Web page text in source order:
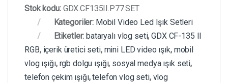
Stok kodu: GDX.CF135II.P77.SET
Kategoriler: Mobil Video Led Işık Setleri
Etiketler: bataryalı vlog seti,GDX CF-135 II
RGB, içerik üretici seti, mini LED video ışık, mobil
vlog ışığı, rgb dolgu ışığı, sosyal medya ışık seti,
telefon çekim ışığı,telefon vlog seti, vlog